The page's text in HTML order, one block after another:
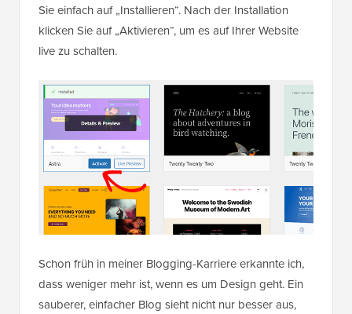
Sie einfach auf „Installieren“. Nach der Installation
klicken Sie auf „Aktivieren“, um es auf Ihrer Website
live zu schalten.
Schon früh in meiner Blogging-Karriere erkannte ich,
dass weniger mehr ist, wenn es um Design geht. Ein
sauberer, einfacher Blog sieht nicht nur besser aus,